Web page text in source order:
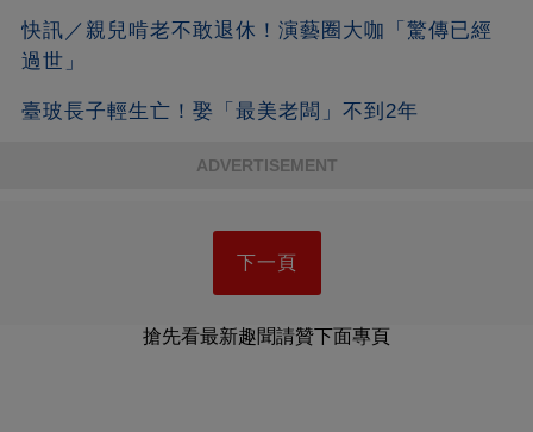
快訊／親兒啃老不敢退休！演藝圈大咖「驚傳已經
過世」
臺玻長子輕生亡！娶「最美老闆」不到2年
ADVERTISEMENT
下一頁
搶先看最新趣聞請贊下面專頁